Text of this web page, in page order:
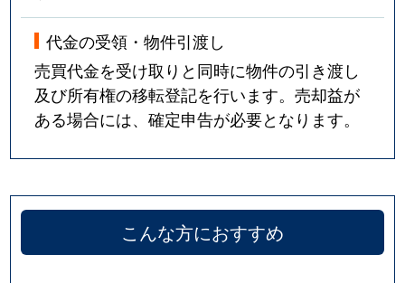
代金の受領・物件引渡し
売買代金を受け取りと同時に物件の引き渡し
及び所有権の移転登記を行います。売却益が
ある場合には、確定申告が必要となります。
こんな方におすすめ